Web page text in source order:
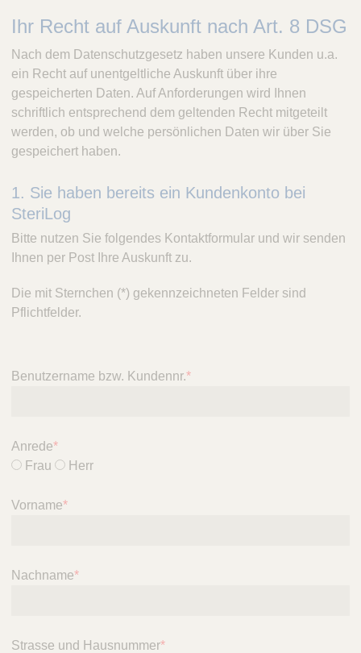
r
L
o
g
S
t
e
g
t
v
r
s
u
u
z
r
Ihr Recht auf Auskunft nach Art. 8 DSG
Nach dem Datenschutzgesetz haben unsere Kunden u.a.
ein Recht auf unentgeltliche Auskunft über ihre
gespeicherten Daten. Auf Anforderungen wird Ihnen
schriftlich entsprechend dem geltenden Recht mitgeteilt
werden, ob und welche persönlichen Daten wir über Sie
gespeichert haben.
1. Sie haben bereits ein Kundenkonto bei
SteriLog
Bitte nutzen Sie folgendes Kontaktformular und wir senden
Ihnen per Post Ihre Auskunft zu.
Die mit Sternchen (*) gekennzeichneten Felder sind
Pflichtfelder.
Benutzername bzw. Kundennr.*
Anrede*
Frau
Herr
Vorname*
Nachname*
Strasse und Hausnummer*